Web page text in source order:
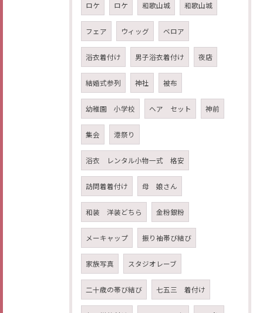
ロケ ロケ 和歌山城 和歌山城
フェア ウィッグ ベロア
浴衣着付け 男子浴衣着付け 夜店
結婚式参列 神社 被布
幼稚園 小学校 ヘア セット 神前
集会 港祭り
浴衣 レンタル小物一式 格安
訪問着着付け 母 娘さん
和装 洋装どちら 金粉銀粉
メーキャップ 振り袖帯び結び
家族写真 スタジオレーブ
二十歳の帯び結び 七五三 着付け